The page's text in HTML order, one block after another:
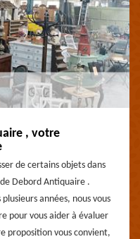
, votre
de certains objets dans
Debord Antiquaire .
années, nous vous
pour vous aider à évaluer
proposition vous convient,